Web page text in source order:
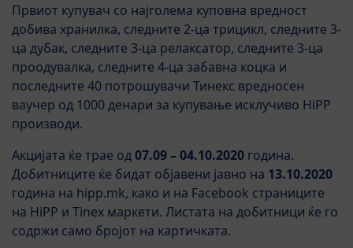
Првиот купувач со најголема куповна вредност
добива хранилка, следните 2-ца трицикл, следните 3-
ца дубак, следните 3-ца релаксатор, следните 3-ца
проодувалка, следните 4-ца забавна коцка и
последните 40 потрошувачи Тинекс вреднoсен
ваучер од 1000 денари за купување исклучиво HiPP
производи.
Акцијата ќе трае од07.09 – 04.10.2020 година.
Добитниците ќе бидат објавени јавно на 13.10.2020
година на hipp.mk, како и на Facebook страниците
на HiPP и Tinex маркети. Листата на добитници ќе го
содржи само бројот на картичката.